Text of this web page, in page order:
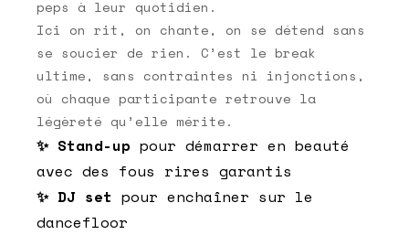
peps à leur quotidien.
Ici on rit, on chante, on se détend sans
se soucier de rien. C’est le break
ultime, sans contraintes ni injonctions,
où chaque participante retrouve la
légèreté qu’elle mérite.
✨ Stand-up pour démarrer en beauté
avec des fous rires garantis
✨ DJ set pour enchaîner sur le
dancefloor